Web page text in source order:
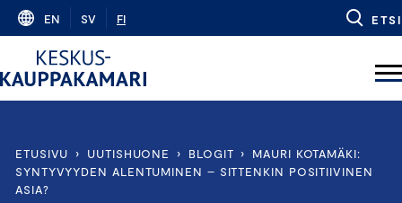
Skip
content
EN SV FI ETSI
ETUSIVU › UUTISHUONE › BLOGIT ›
MAURI KOTAMÄKI:
SYNTYVYYDEN ALENTUMINEN – SITTENKIN POSITIIVINEN
ASIA?